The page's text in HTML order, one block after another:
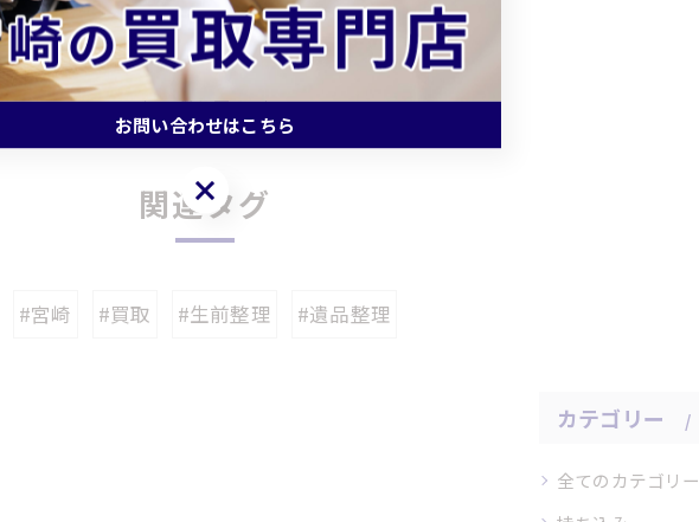
一覧に戻る
関連タグ
#宮崎 #買取 #生前整理 #遺品整理
カテゴリー
全てのカテゴリー
お問い合わせはこちら
お問い合わせはこちら